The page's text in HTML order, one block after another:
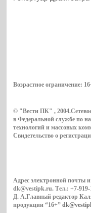
Возрастное ограничение:
© "Вести ПК" ,
в Федеральной службе по
технологий и массовых
Свидетельство о
Адрес электронной почты
dk@vestipk.ru. Тел.: +7-
Д. А.Главный редактор
продукции “16+”